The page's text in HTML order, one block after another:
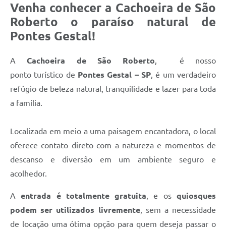
Venha conhecer a Cachoeira de São
Roberto o paraíso natural de
Pontes Gestal!
ACachoeira de São Roberto, é nosso
ponto turístico de Pontes Gestal – SP, é um verdadeiro
refúgio de beleza natural, tranquilidade e lazer para toda
a família.
Localizada em meio a uma paisagem encantadora, o local
oferece contato direto com a natureza e momentos de
descanso e diversão em um ambiente seguro e
acolhedor.
Aentrada é totalmente gratuita, e osquiosques
podem ser utilizados livremente, sem a necessidade
de locação uma ótima opção para quem deseja passar o